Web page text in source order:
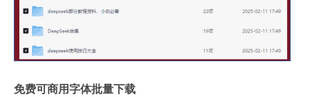
免费可商用字体批量下载